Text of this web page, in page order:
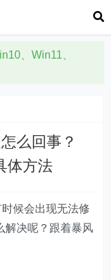
、Win11、
么回事？
体方法
候会出现无法修
解决呢？跟着暴风